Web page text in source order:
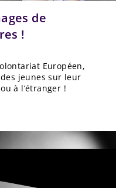
de
!
Européen,
jeunes sur leur
à l’étranger !